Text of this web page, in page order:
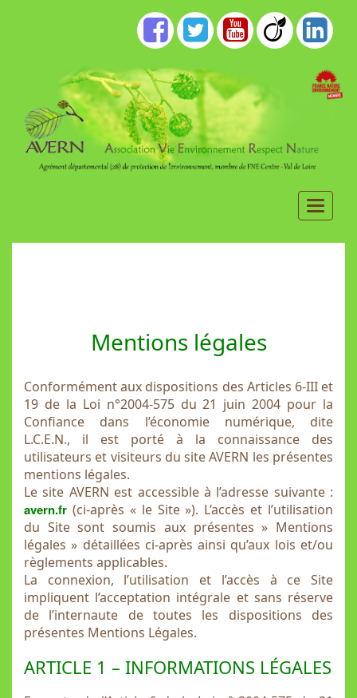
Mentions légales
Conformément aux dispositions des Articles 6-III et
19 de la Loi n°2004-575 du 21 juin 2004 pour la
Confiance dans l’économie numérique, dite
L.C.E.N., il est porté à la connaissance des
utilisateurs et visiteurs du site AVERN les présentes
mentions légales.
Le site AVERN est accessible à l’adresse suivante :
avern.fr (ci-après « le Site »). L’accès et l’utilisation
du Site sont soumis aux présentes » Mentions
légales » détaillées ci-après ainsi qu’aux lois et/ou
règlements applicables.
La connexion, l’utilisation et l’accès à ce Site
impliquent l’acceptation intégrale et sans réserve
de l’internaute de toutes les dispositions des
présentes Mentions Légales.
ARTICLE 1 – INFORMATIONS LÉGALES